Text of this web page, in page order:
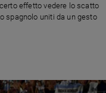
effetto vedere lo scatto
spagnolo uniti da un gesto